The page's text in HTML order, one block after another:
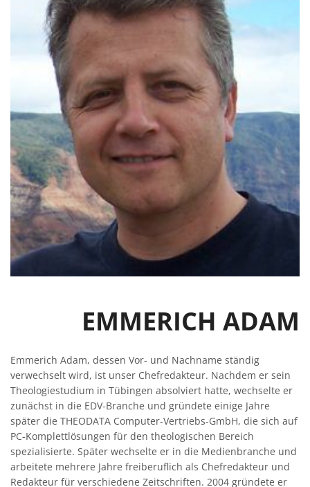
EMMERICH ADAM
Emmerich Adam, dessen Vor- und Nachname ständig
verwechselt wird, ist unser Chefredakteur. Nachdem er sein
Theologiestudium in Tübingen absolviert hatte, wechselte er
zunächst in die EDV-Branche und gründete einige Jahre
später die THEODATA Computer-Vertriebs-GmbH, die sich auf
PC-Komplettlösungen für den theologischen Bereich
spezialisierte. Später wechselte er in die Medienbranche und
arbeitete mehrere Jahre freiberuflich als Chefredakteur und
Redakteur für verschiedene Zeitschriften. 2004 gründete er